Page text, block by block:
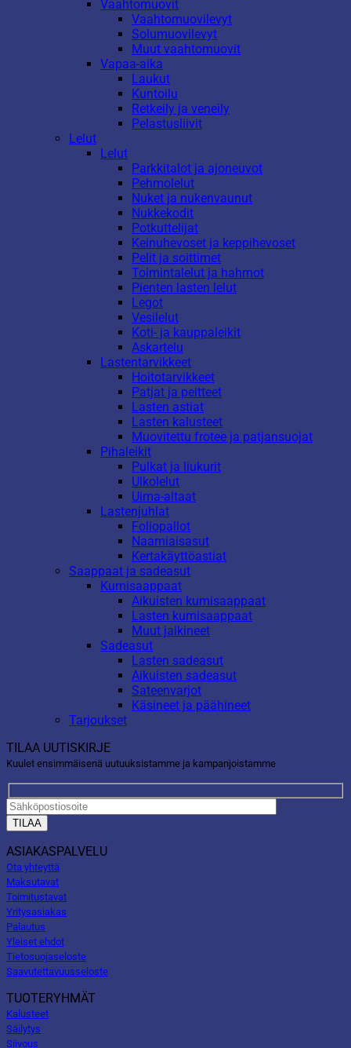
Vaahtomuovit
Vaahtomuovilevyt
Solumuovilevyt
Muut vaahtomuovit
Vapaa-aika
Laukut
Kuntoilu
Retkeily ja veneily
Pelastusliivit
Lelut
Lelut
Parkkitalot ja ajoneuvot
Pehmolelut
Nuket ja nukenvaunut
Nukkekodit
Potkuttelijat
Keinuhevoset ja keppihevoset
Pelit ja soittimet
Toimintalelut ja hahmot
Pienten lasten lelut
Legot
Vesilelut
Koti- ja kauppaleikit
Askartelu
Lastentarvikkeet
Hoitotarvikkeet
Patjat ja peitteet
Lasten astiat
Lasten kalusteet
Muovitettu frotee ja patjansuojat
Pihaleikit
Pulkat ja liukurit
Ulkolelut
Uima-altaat
Lastenjuhlat
Foliopallot
Naamiaisasut
Kertakäyttöastiat
Saappaat ja sadeasut
Kumisaappaat
Aikuisten kumisaappaat
Lasten kumisaappaat
Muut jalkineet
Sadeasut
Lasten sadeasut
Aikuisten sadeasut
Sateenvarjot
Käsineet ja päähineet
Tarjoukset
TILAA UUTISKIRJE
Kuulet ensimmäisenä uutuuksistamme ja kampanjoistamme
ASIAKASPALVELU
Ota yhteyttä
Maksutavat
Toimitustavat
Yritysasiakas
Palautus
Yleiset ehdot
Tietosuojaseloste
Saavutettavuusseloste
TUOTERYHMÄT
Kalusteet
Säilytys
Siivous